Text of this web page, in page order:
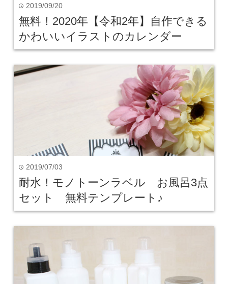
time 2019/09/20
無料！2020年【令和2年】自作できる
かわいいイラストのカレンダー
time 2019/07/03
耐水！モノトーンラベル お風呂3点
セット 無料テンプレート♪